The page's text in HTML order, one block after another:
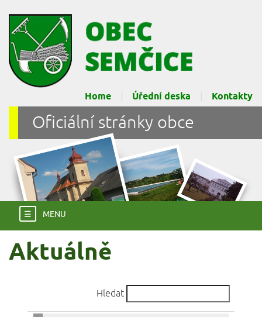
Oficiální stránky obce
Kontakty
Úřední deska
Home
☰ MENU
Aktuálně
Hledat